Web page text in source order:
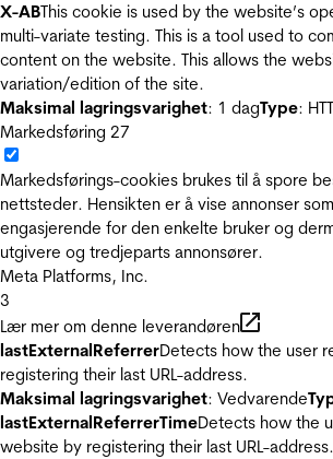
X-ABThis cookie is used by the website’s
multi-variate testing. This is a tool used to
content on the website. This allows the
variation/edition of the site.
Maksimal lagringsvarighet: 1 dagType:
Markedsføring 27
Markedsførings-cookies brukes til å spore
nettsteder. Hensikten er å vise annonser
engasjerende for den enkelte bruker og
utgivere og tredjeparts annonsører.
Meta Platforms, Inc.
3
Lær mer om denne leverandøren
lastExternalReferrerDetects how the user
registering their last URL-address.
Maksimal lagringsvarighet: Vedvarende
lastExternalReferrerTimeDetects how the
website by registering their last URL-address.